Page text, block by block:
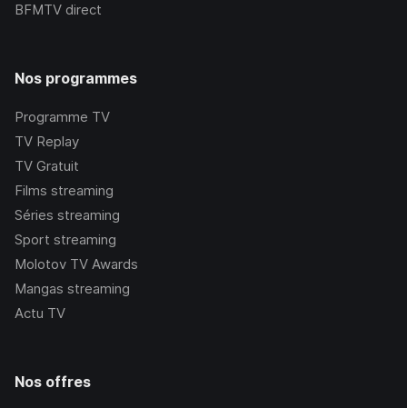
BFMTV direct
Nos programmes
Programme TV
TV Replay
TV Gratuit
Films streaming
Séries streaming
Sport streaming
Molotov TV Awards
Mangas streaming
Actu TV
Nos offres